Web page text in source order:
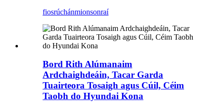
fiosrúchánmionsonraí
Bord Rith Alúmanaim
Ardchaighdeáin, Tacar Garda
Tuairteora Tosaigh agus Cúil, Céim
Taobh do Hyundai Kona